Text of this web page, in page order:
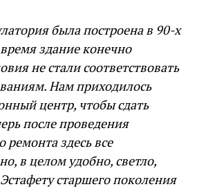
была построена в 90-х
время здание конечно
не стали соответствовать
Нам приходилось
центр, чтобы сдать
после проведения
ремонта здесь все
в целом удобно, светло,
старшего поколения